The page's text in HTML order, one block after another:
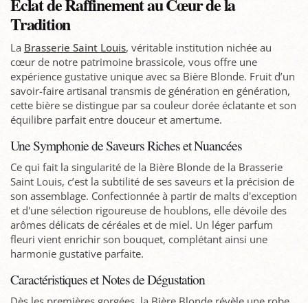
Tradition
La Brasserie Saint Louis, véritable institution nichée au
cœur de notre patrimoine brassicole, vous offre une
expérience gustative unique avec sa Bière Blonde. Fruit d’un
savoir-faire artisanal transmis de génération en génération,
cette bière se distingue par sa couleur dorée éclatante et son
équilibre parfait entre douceur et amertume.
Une Symphonie de Saveurs Riches et Nuancées
Ce qui fait la singularité de la Bière Blonde de la Brasserie
Saint Louis, c’est la subtilité de ses saveurs et la précision de
son assemblage. Confectionnée à partir de malts d'exception
et d'une sélection rigoureuse de houblons, elle dévoile des
arômes délicats de céréales et de miel. Un léger parfum
fleuri vient enrichir son bouquet, complétant ainsi une
harmonie gustative parfaite.
Caractéristiques et Notes de Dégustation